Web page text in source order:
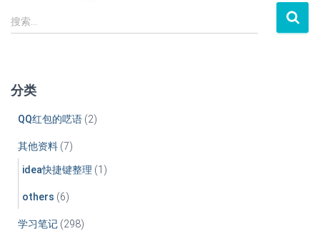
章
搜
索
搜索…
分类
QQ红包的呓语 (2)
其他资料 (7)
idea快捷键整理 (1)
others (6)
学习笔记 (298)